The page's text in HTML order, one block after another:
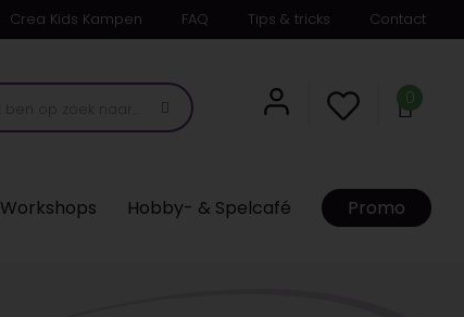
Crea Kids Kampen FAQ Tips & tricks Contact
0
Workshops Hobby- & Spelcafé Promo